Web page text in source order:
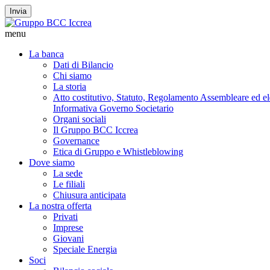
Invia
menu
La banca
Dati di Bilancio
Chi siamo
La storia
Atto costitutivo, Statuto, Regolamento Assembleare ed
Informativa Governo Societario
Organi sociali
Il Gruppo BCC Iccrea
Governance
Etica di Gruppo e Whistleblowing
Dove siamo
La sede
Le filiali
Chiusura anticipata
La nostra offerta
Privati
Imprese
Giovani
Speciale Energia
Soci